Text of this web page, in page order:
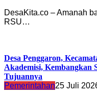
DesaKita.co – Amanah
RSU…
Desa Penggaron,
Akademisi, Kembangkan
Tujuannya
Pemerintahan25 Juli